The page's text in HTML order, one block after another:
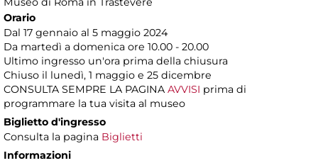
Orario
Dal 17 gennaio al 5 maggio 2024
Da martedì a domenica ore 10.00 - 20.00
Ultimo ingresso un'ora prima della chiusura
Chiuso il lunedì, 1 maggio e 25 dicembre
CONSULTA SEMPRE LA PAGINA AVVISI prima di
programmare la tua visita al museo
Biglietto d'ingresso
Consulta la pagina Biglietti
Informazioni